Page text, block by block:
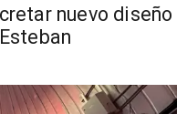
nuevo diseño